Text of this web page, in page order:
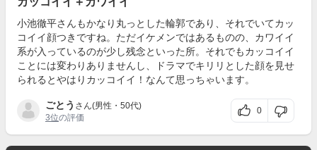
小池徹平さんもかなり丸っとした輪郭であり、それでいてカッ
コイイ顔つきですね。ただイケメンではあるものの、カワイイ
系が入っているのが少し残念といった所。それでもカッコイイ
ことには変わりありませんし、ドラマでキリリとした顔を見せ
られるとやはりカッコイイ！なんて思っちゃいます。
ごとう さん(男性・50代)
3位の評価
0